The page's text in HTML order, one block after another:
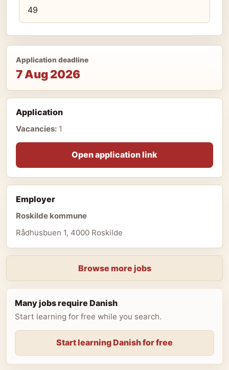
49
Application deadline
7 Aug 2026
Application
Vacancies: 1
Open application link
Employer
Roskilde kommune
Rådhusbuen 1, 4000 Roskilde
Browse more jobs
Many jobs require Danish
Start learning for free while you search.
Start learning Danish for free